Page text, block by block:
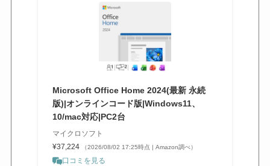
Microsoft Office Home 2024(最新 永続
版)|オンラインコード版|Windows11、
10/mac対応|PC2台
マイクロソフト
¥37,224
（2026/08/02 17:25時点 | Amazon調べ）
口コミを見る